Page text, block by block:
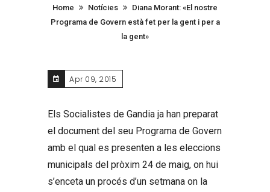
Home Notícies
Diana Morant: «El nostre
Programa de Govern està fet per la gent i per a
la gent»
Apr 09, 2015
Els Socialistes de Gandia ja han preparat
el document del seu Programa de Govern
amb el qual es presenten a les eleccions
municipals del pròxim 24 de maig, on hui
s’enceta un procés d’un setmana on la